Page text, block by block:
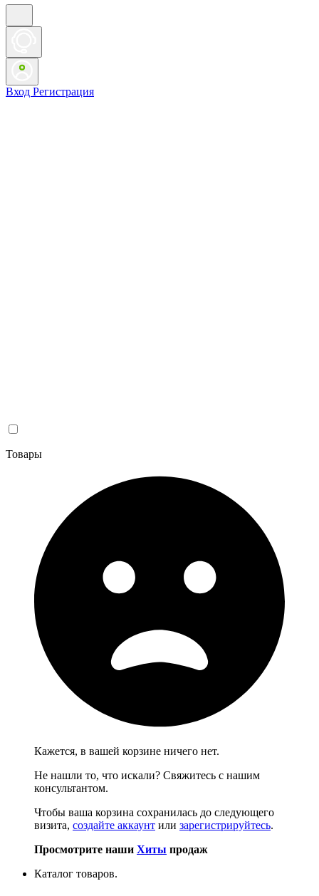
Вход Регистрация
Товары
Кажется, в вашей корзине ничего нет.
Не нашли то, что искали? Свяжитесь с нашим
консультантом.
Чтобы ваша корзина сохранилась до следующего
визита, создайте аккаунт или зарегистрируйтесь.
Просмотрите наши Хиты продаж
Каталог товаров.